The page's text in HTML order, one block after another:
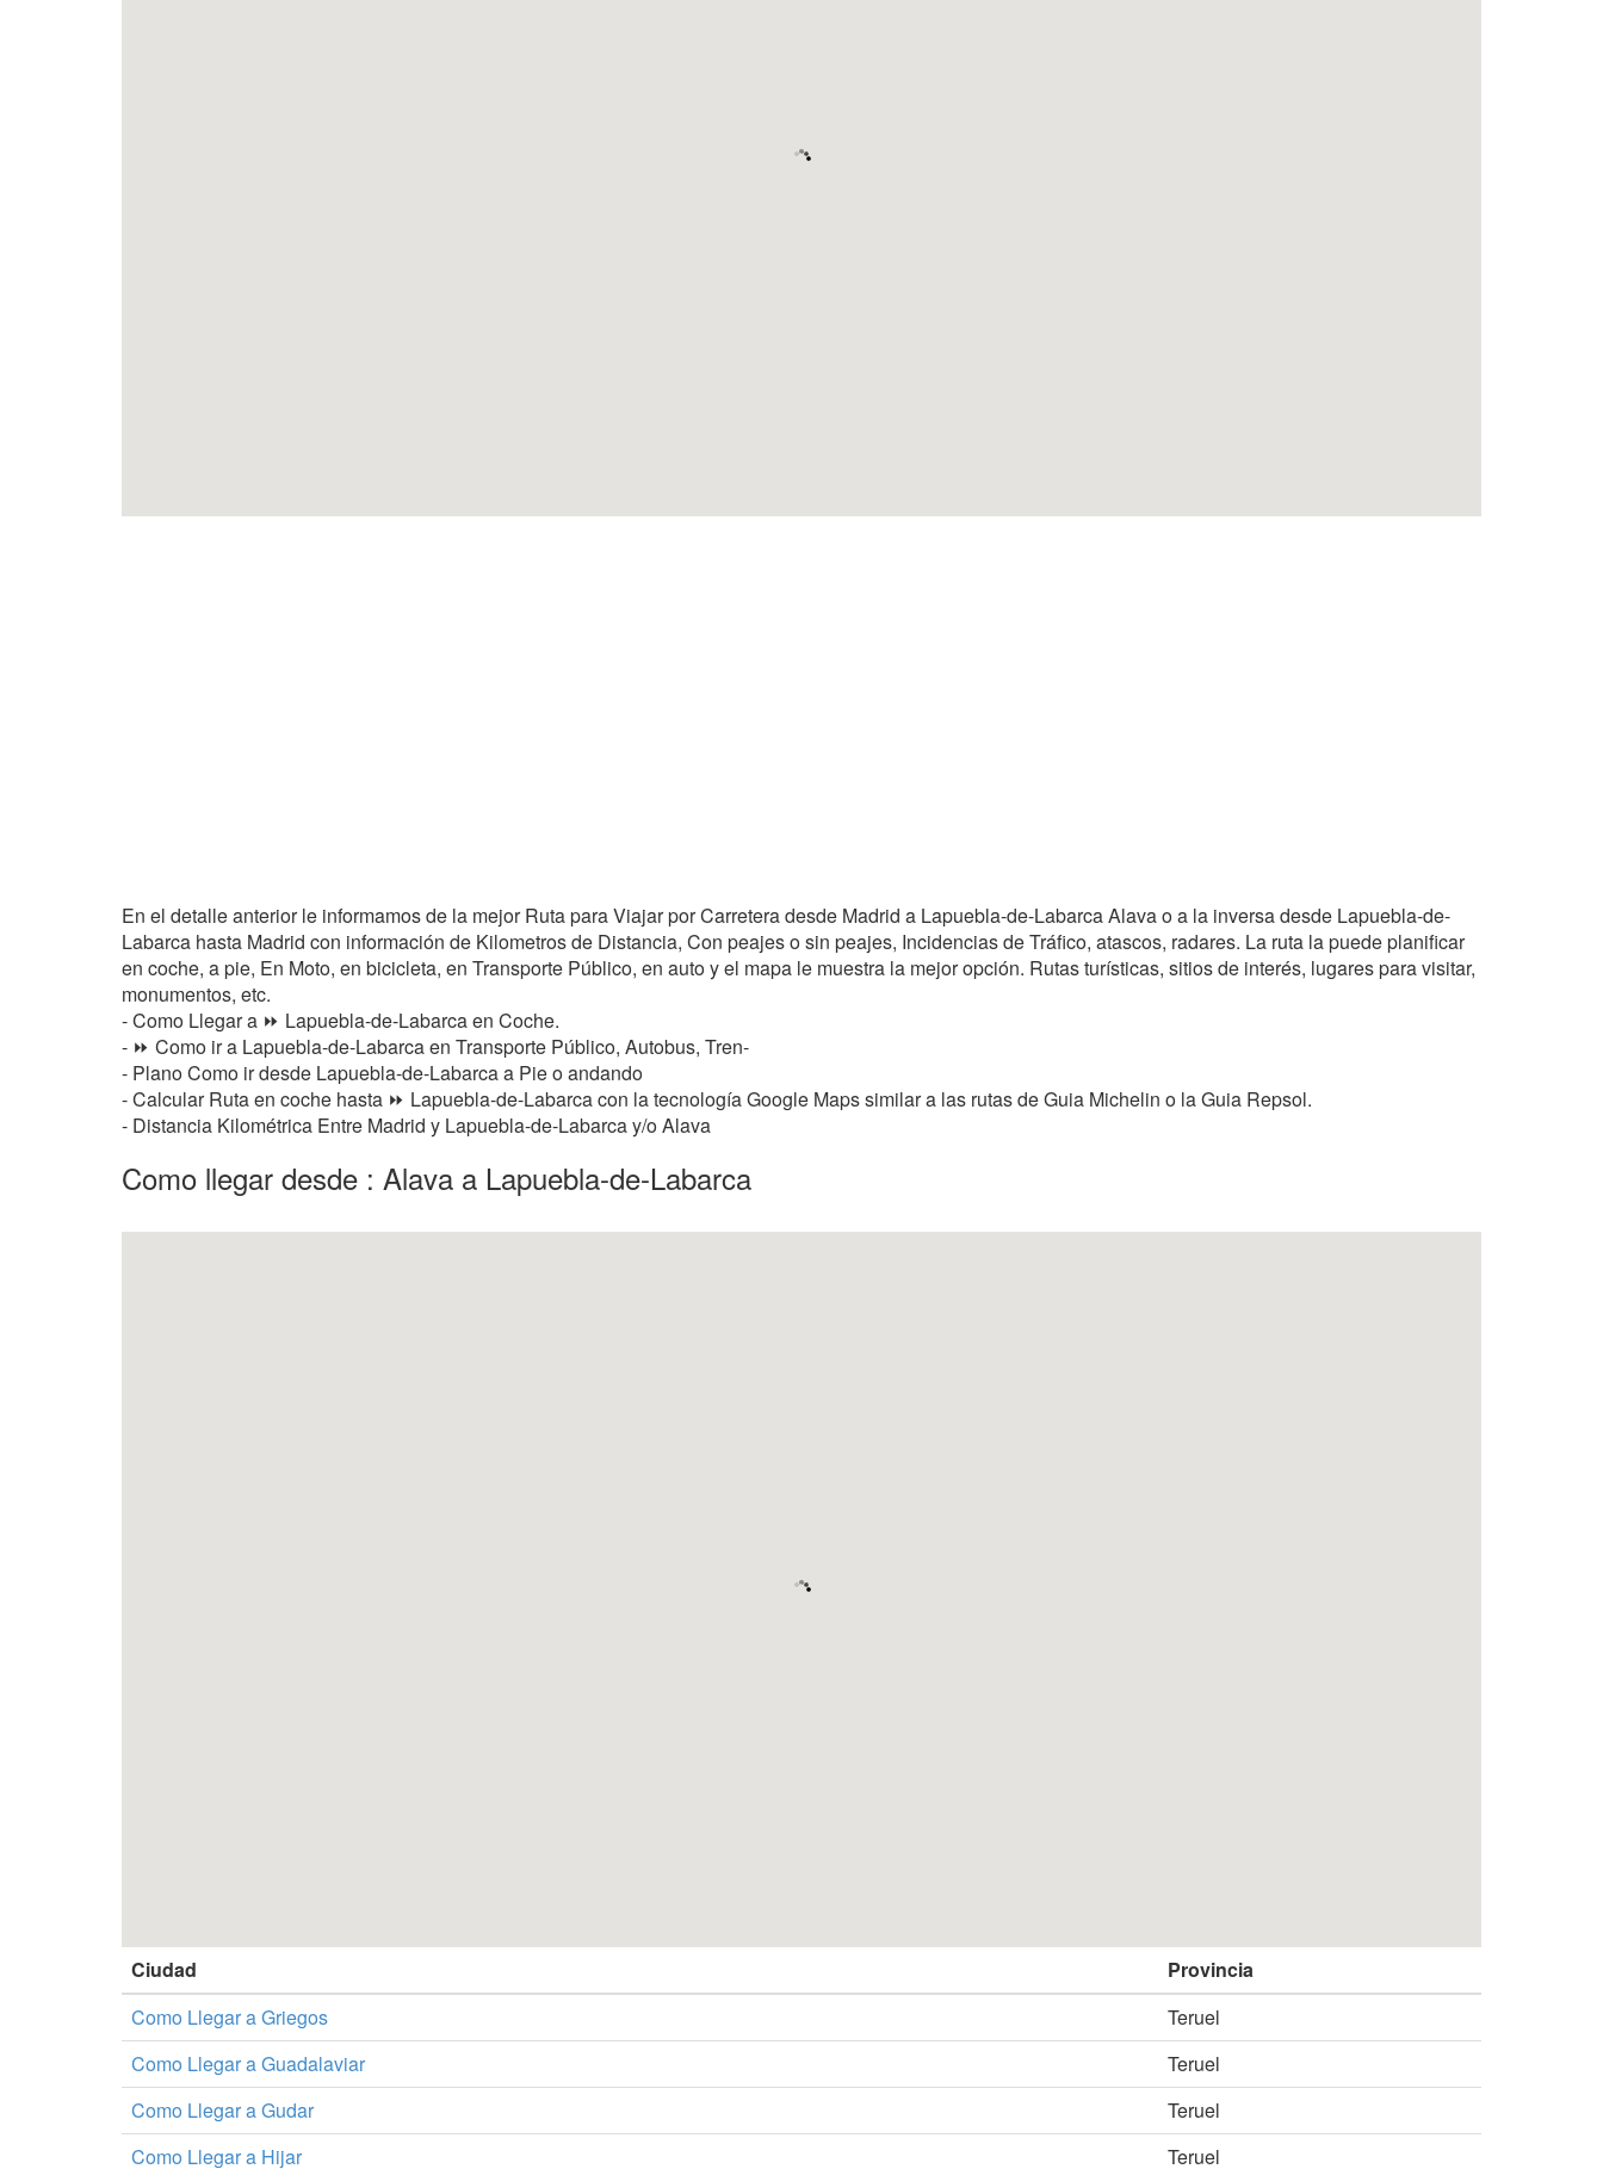
En el detalle anterior le informamos de la mejor Ruta para Viajar por Carretera desde Madrid a Lapuebla-de-Labarca Alava o a la inversa desde Lapuebla-de-
Labarca hasta Madrid con información de Kilometros de Distancia, Con peajes o sin peajes, Incidencias de Tráfico, atascos, radares. La ruta la puede planificar
en coche, a pie, En Moto, en bicicleta, en Transporte Público, en auto y el mapa le muestra la mejor opción. Rutas turísticas, sitios de interés, lugares para visitar,
monumentos, etc.
- Como Llegar a ⏩ Lapuebla-de-Labarca en Coche.
- ⏩ Como ir a Lapuebla-de-Labarca en Transporte Público, Autobus, Tren-
- Plano Como ir desde Lapuebla-de-Labarca a Pie o andando
- Calcular Ruta en coche hasta ⏩ Lapuebla-de-Labarca con la tecnología Google Maps similar a las rutas de Guia Michelin o la Guia Repsol.
- Distancia Kilométrica Entre Madrid y Lapuebla-de-Labarca y/o Alava
Como llegar desde : Alava a Lapuebla-de-Labarca
Ciudad
Provincia
Como Llegar a Griegos
Teruel
Como Llegar a Guadalaviar
Teruel
Como Llegar a Gudar
Teruel
Como Llegar a Hijar
Teruel